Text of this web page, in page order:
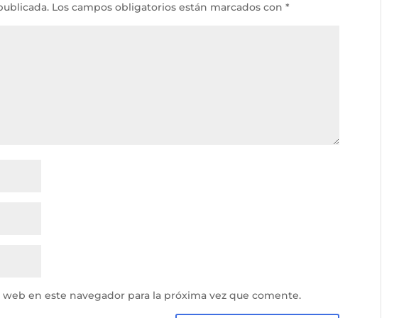
Los campos obligatorios están marcados con*
en este navegador para la próxima vez que comente.